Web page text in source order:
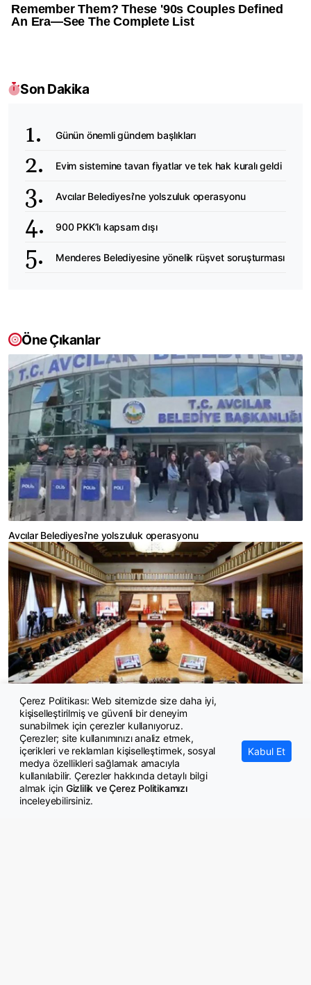
Son Dakika
Günün önemli gündem başlıkları
Evim sistemine tavan fiyatlar ve tek hak kuralı geldi
Avcılar Belediyesi'ne yolszuluk operasyonu
900 PKK’lı kapsam dışı
Menderes Belediyesine yönelik rüşvet soruşturması
Öne Çıkanlar
Avcılar Belediyesi'ne yolszuluk operasyonu
900 PKK’lı kapsam dışı
Çerez Politikası: Web sitemizde size daha iyi,
kişiselleştirilmiş ve güvenli bir deneyim
sunabilmek için çerezler kullanıyoruz.
Çerezler; site kullanımınızı analiz etmek,
içerikleri ve reklamları kişiselleştirmek, sosyal
medya özellikleri sağlamak amacıyla
kullanılabilir. Çerezler hakkında detaylı bilgi
almak için Gizlilik ve Çerez Politikamızı
inceleyebilirsiniz.
Kabul Et